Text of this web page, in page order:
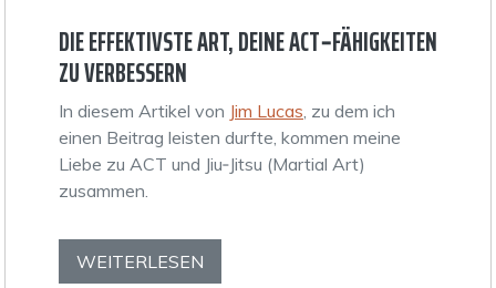
DIE EFFEKTIVSTE ART, DEINE ACT‑FÄHIGKEITEN
ZU VERBESSERN
In diesem Artikel von Jim Lucas, zu dem ich
einen Beitrag leisten durfte, kommen meine
Liebe zu ACT und Jiu‑Jitsu (Martial Art)
zusammen.
WEITERLESEN